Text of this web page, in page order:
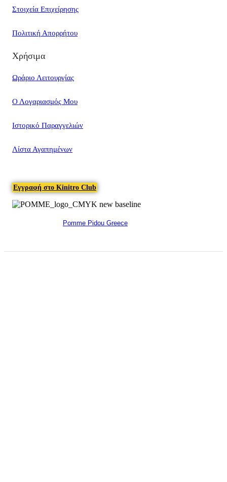
Στοιχεία Επιχείρησης
Πολιτική Απορρήτου
Χρήσιμα
Ωράριο Λειτουργίας
Ο Λογαριασμός Μου
Ιστορικό Παραγγελιών
Λίστα Αγαπημένων
Εγγραφή στο Kinitro Club
Pomme Pidou Greece